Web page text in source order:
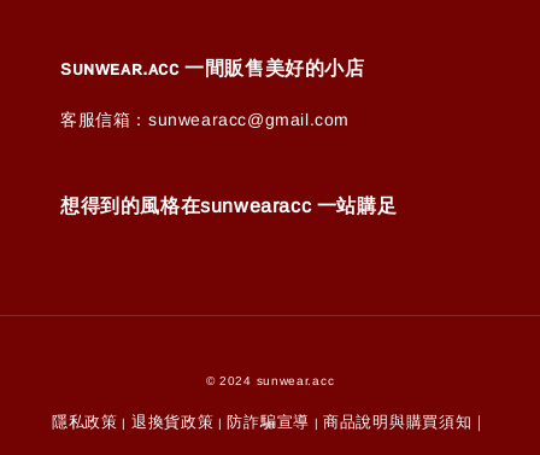
ꜱᴜɴᴡᴇᴀʀ.ᴀᴄᴄ 一間販售美好的小店
客服信箱：sunwearacc@gmail.com
想得到的風格在sunwearacc 一站購足
© 2024 sunwear.acc
隱私政策 | 退換貨政策 | 防詐騙宣導 | 商品說明與購買須知｜